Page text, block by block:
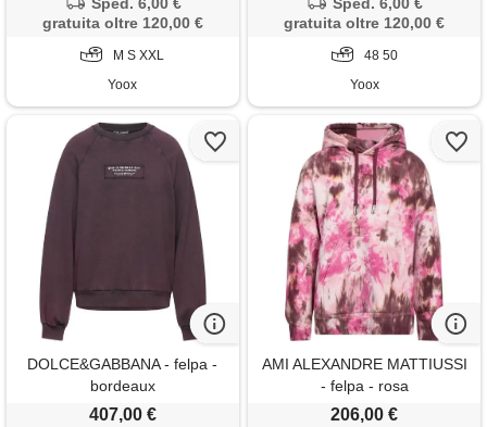
gratuita oltre 120,00 €
M S XXL
Yoox
gratuita oltre 120,00 €
48 50
Yoox
DOLCE&GABBANA - felpa -
bordeaux
407,00 €
AMI ALEXANDRE MATTIUSSI
- felpa - rosa
206,00 €